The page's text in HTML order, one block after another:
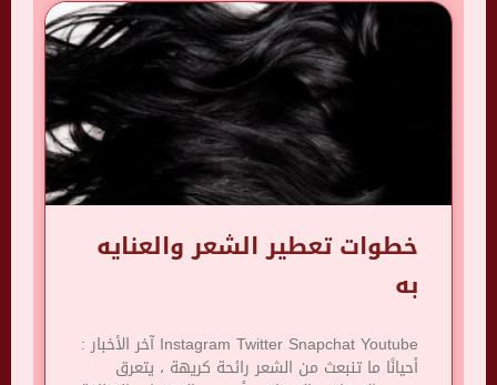
خطوات تعطير الشعر والعنايه
به
Instagram Twitter Snapchat Youtube آخر الأخبار :
أحيانًا ما تنبعث من الشعر رائحة كريهة ، يتعرق